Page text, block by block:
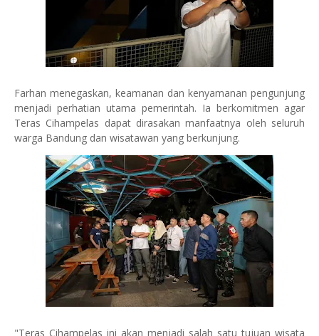
Farhan menegaskan, keamanan dan kenyamanan pengunjung
menjadi perhatian utama pemerintah. Ia berkomitmen agar
Teras Cihampelas dapat dirasakan manfaatnya oleh seluruh
warga Bandung dan wisatawan yang berkunjung.
"Teras Cihampelas ini akan menjadi salah satu tujuan wisata